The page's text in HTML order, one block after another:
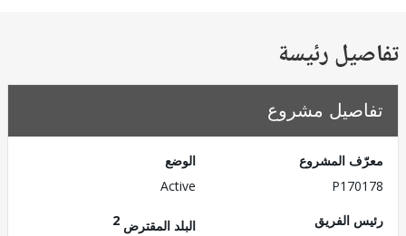
رئيسة
مشروع
المشروع
الفريق
البلد المقترض